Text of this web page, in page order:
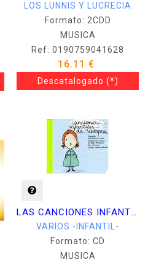
LOS LUNNIS Y LUCRECIA
Formato: 2CDD
MUSICA
Ref: 0190759041628
16.11 €
Descatalogado (*)
LAS CANCIONES INFANTILES DE SIEMPRE
VARIOS -INFANTIL-
Formato: CD
MUSICA